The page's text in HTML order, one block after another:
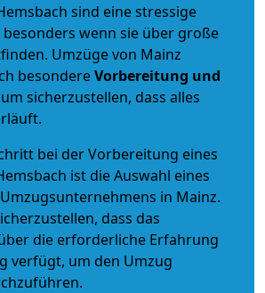
sind eine stressige
wenn sie über große
Umzüge von Mainz
besondereVorbereitung und
sicherzustellen, dass alles
bei der Vorbereitung eines
ist die Auswahl eines
Umzugsunternehmens in Mainz.
dass das
die erforderliche Erfahrung
verfügt, um den Umzug